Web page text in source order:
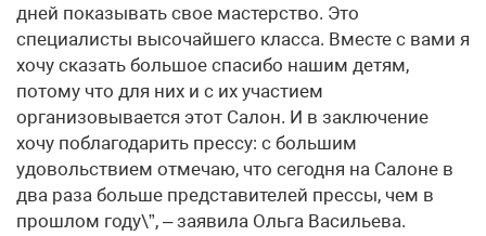
дней показывать свое мастерство. Это
специалисты высочайшего класса. Вместе с вами я
хочу сказать большое спасибо нашим детям,
потому что для них и с их участием
организовывается этот Салон. И в заключение
хочу поблагодарить прессу: с большим
удовольствием отмечаю, что сегодня на Салоне в
два раза больше представителей прессы, чем в
прошлом году\”, – заявила Ольга Васильева.